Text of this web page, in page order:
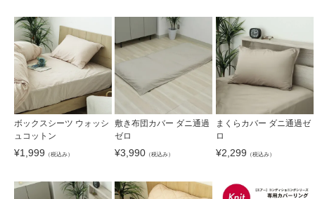
ボックスシーツ ウォッシ
ュコットン
¥1,999 （税込み）
敷き布団カバー ダニ通過
ゼロ
¥3,990 （税込み）
まくらカバー ダニ通過ゼ
ロ
¥2,299 （税込み）